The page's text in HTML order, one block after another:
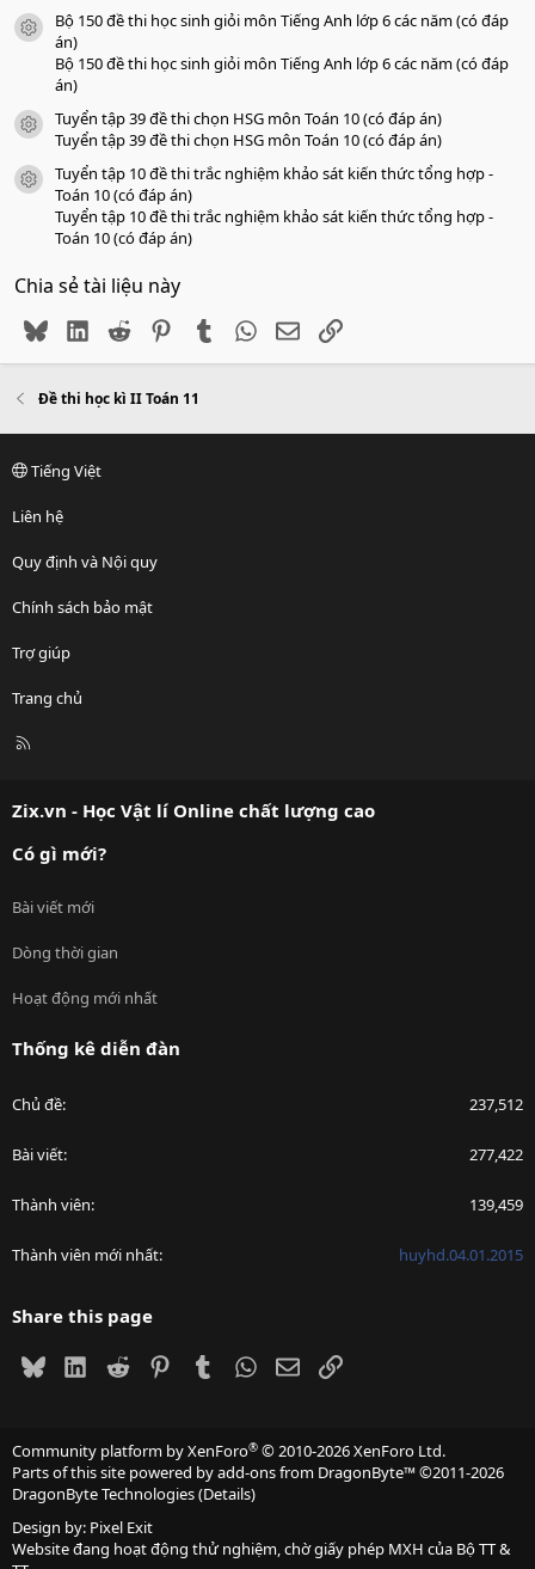
icon tài liệu
Bộ 150 đề thi học sinh giỏi môn Tiếng Anh lớp 6 các năm (có đáp
án)
Bộ 150 đề thi học sinh giỏi môn Tiếng Anh lớp 6 các năm (có đáp
án)
icon tài liệu
Tuyển tập 39 đề thi chọn HSG môn Toán 10 (có đáp án)
Tuyển tập 39 đề thi chọn HSG môn Toán 10 (có đáp án)
icon tài liệu
Tuyển tập 10 đề thi trắc nghiệm khảo sát kiến thức tổng hợp -
Toán 10 (có đáp án)
Tuyển tập 10 đề thi trắc nghiệm khảo sát kiến thức tổng hợp -
Toán 10 (có đáp án)
Chia sẻ tài liệu này
BlueskyLinkedIn
Reddit PinterestTumblr WhatsApp
EmailLink
Đề thi học kì II Toán 11
Tiếng Việt
Liên hệ
Quy định và Nội quy
Chính sách bảo mật
Trợ giúp
Trang chủ
R
Zix.vn - Học Vật lí Online chất lượng cao
Có gì mới?
Bài viết mới
Dòng thời gian
Hoạt động mới nhất
Thống kê diễn đàn
Chủ đề 237,512
Bài viết 277,422
Thành viên 139,459
Thành viên mới nhất huyhd.04.01.2015
Share this page
BlueskyLinkedIn
Reddit PinterestTumblrWhatsApp
EmailLink
Community platform by XenForo® © 2010-2026 XenForo Ltd.
Parts of this site powered byadd-ons from DragonByte™©2011-2026
DragonByte Technologies(Details)
Design by: Pixel Exit
Website đang hoạt động thử nghiệm, chờ giấy phép MXH của Bộ TT &